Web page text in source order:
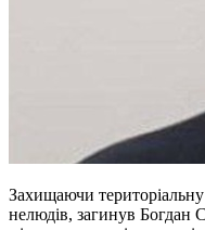
Захищаючи територіальну
нелюдів, загинув